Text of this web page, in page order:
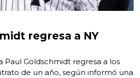
regresa a NY
Paul Goldschmidt regresa a los
de un año, según informó una